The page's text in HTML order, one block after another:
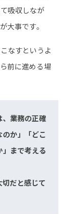
吸収しなが
大事です。
なすというよ
前に進める場
業務の正確
か」「どこ
まで考える
だと感じて